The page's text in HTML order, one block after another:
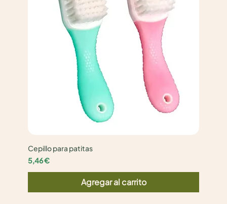
Cepillo para patitas
Precio
5,46 €
Agregar al carrito